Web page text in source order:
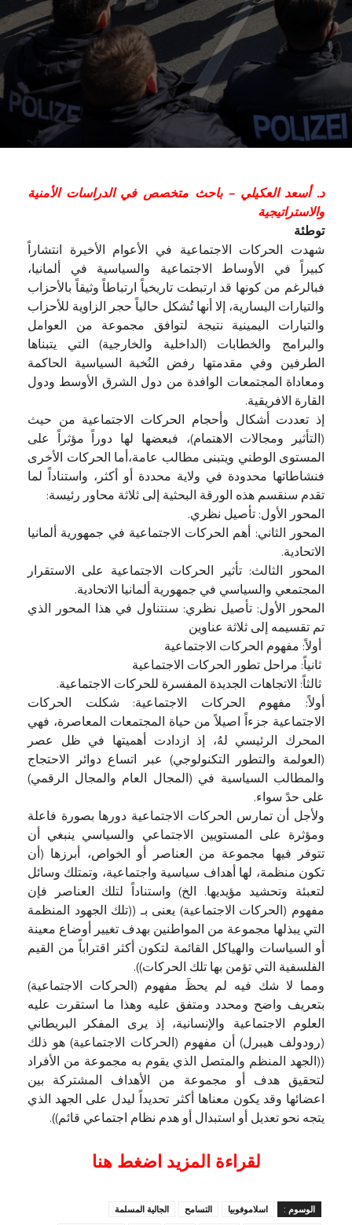
د. أسعد العكيلي – باحث متخصص في الدراسات الأمنية
والاستراتيجية
توطئة
شهدت الحركات الاجتماعية في الأعوام الأخيرة انتشاراً
كبيراً في الأوساط الاجتماعية والسياسية في ألمانيا،
فبالرغم من كونها قد ارتبطت تاريخياً ارتباطاً وثيقاً بالأحزاب
والتيارات اليسارية، إلا أنها تُشكل حالياً حجر الزاوية للأحزاب
والتيارات اليمينية نتيجة لتوافق مجموعة من العوامل
والبرامج والخطابات (الداخلية والخارجية) التي يتبناها
الطرفين وفي مقدمتها رفض النُخبة السياسية الحاكمة
ومعاداة المجتمعات الوافدة من دول الشرق الأوسط ودول
القارة الافريقية.
إذ تعددت أشكال وأحجام الحركات الاجتماعية من حيث
(التأثير ومجالات الاهتمام)، فبعضها لها دوراً مؤثراً على
المستوى الوطني ويتبنى مطالب عامة،أما الحركات الأخرى
فنشاطاتها محدودة في ولاية محددة أو أكثر، واستناداً لما
تقدم سنقسم هذه الورقة البحثية إلى ثلاثة محاور رئيسة:
المحور الأول: تأصيل نظري.
المحور الثاني: أهم الحركات الاجتماعية في جمهورية ألمانيا
الاتحادية.
المحور الثالث: تأثير الحركات الاجتماعية على الاستقرار
المجتمعي والسياسي في جمهورية ألمانيا الاتحادية.
المحور الأول: تأصيل نظري: سنتناول في هذا المحور الذي
تم تقسيمه إلى ثلاثة عناوين
أولاً: مفهوم الحركات الاجتماعية
ثانياً: مراحل تطور الحركات الاجتماعية
ثالثاً: الاتجاهات الجديدة المفسرة للحركات الاجتماعية.
أولاً: مفهوم الحركات الاجتماعية: شكلت الحركات
الاجتماعية جزءاً اصيلاً من حياة المجتمعات المعاصرة، فهي
المحرك الرئيسي لهُ، إذ ازدادت أهميتها في ظل عصر
(العولمة والتطور التكنولوجي) عبر اتساع دوائر الاحتجاج
والمطالب السياسية في (المجال العام والمجال الرقمي)
على حدً سواء.
ولأجل أن تمارس الحركات الاجتماعية دورها بصورة فاعلة
ومؤثرة على المستويين الاجتماعي والسياسي ينبغي أن
تتوفر فيها مجموعة من العناصر أو الخواص، أبرزها (أن
تكون منظمة، لها أهداف سياسية واجتماعية، وتمتلك وسائل
لتعبئة وتحشيد مؤيديها. الخ) واستناداً لتلك العناصر فإن
مفهوم (الحركات الاجتماعية) يعنى بـ ((تلك الجهود المنظمة
التي يبذلها مجموعة من المواطنين بهدف تغيير أوضاع معينة
أو السياسات والهياكل القائمة لتكون أكثر اقتراباً من القيم
الفلسفية التي تؤمن بها تلك الحركات)).
ومما لا شك فيه لم يحظَ مفهوم (الحركات الاجتماعية)
بتعريف واضح ومحدد ومتفق عليه وهذا ما استقرت عليه
العلوم الاجتماعية والإنسانية، إذ يرى المفكر البريطاني
(رودولف هيبرل) أن مفهوم (الحركات الاجتماعية) هو ذلك
((الجهد المنظم والمتصل الذي يقوم به مجموعة من الأفراد
لتحقيق هدف أو مجموعة من الأهداف المشتركة بين
اعضائها وقد يكون معناها أكثر تحديداً ليدل على الجهد الذي
يتجه نحو تعديل أو استبدال أو هدم نظام اجتماعي قائم)).
لقراءة المزيد اضغط هنا
الوسوم : اسلاموفوبيا التسامح
الجالية المسلمة